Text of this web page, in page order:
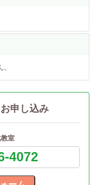
申し込み
室
4072